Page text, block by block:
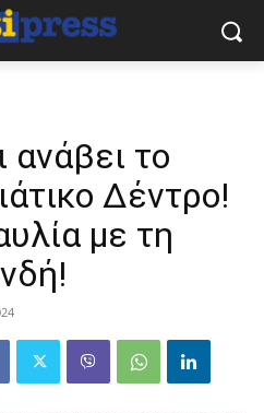
ανάβει το
Δέντρο!
με τη